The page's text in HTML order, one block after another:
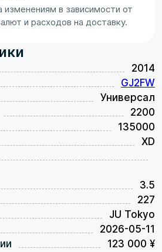
2014
GJ2FW
Универсал
2200
135000
XD
3.5
227
JU Tokyo
2026-05-11
123 000 ¥
в зависимости от
и расходов на доставку.